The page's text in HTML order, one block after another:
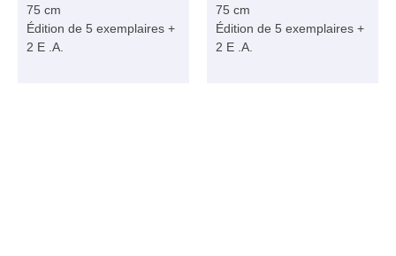
75 cm
Édition de 5 exemplaires +
2 E .A.
75 cm
Édition de 5 exemplaires +
2 E .A.